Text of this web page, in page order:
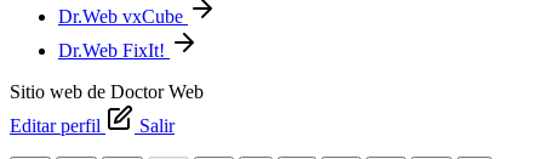
Dr.Web vxCube
Dr.Web FixIt!
Sitio web de Doctor Web
Editar perfil
Salir